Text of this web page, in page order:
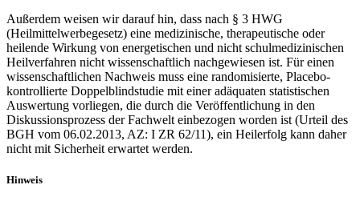
Außerdem weisen wir darauf hin, dass nach § 3 HWG
(Heilmittelwerbegesetz) eine medizinische, therapeutische oder
heilende Wirkung von energetischen und nicht schulmedizinischen
Heilverfahren nicht wissenschaftlich nachgewiesen ist. Für einen
wissenschaftlichen Nachweis muss eine randomisierte, Placebo-
kontrollierte Doppelblindstudie mit einer adäquaten statistischen
Auswertung vorliegen, die durch die Veröffentlichung in den
Diskussionsprozess der Fachwelt einbezogen worden ist (Urteil des
BGH vom 06.02.2013, AZ: I ZR 62/11), ein Heilerfolg kann daher
nicht mit Sicherheit erwartet werden.
Hinweis